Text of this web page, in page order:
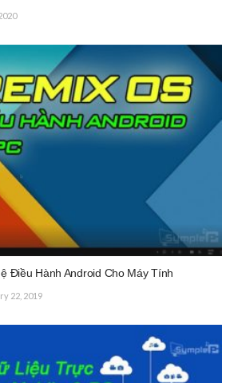
Điều Hành Android Cho Máy Tính
22, 2019